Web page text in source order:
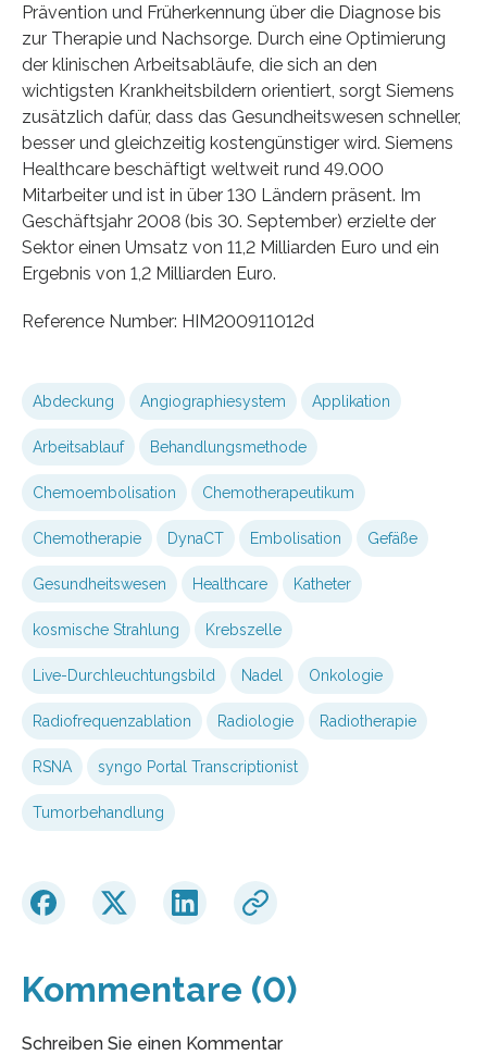
Prävention und Früherkennung über die Diagnose bis
zur Therapie und Nachsorge. Durch eine Optimierung
der klinischen Arbeitsabläufe, die sich an den
wichtigsten Krankheitsbildern orientiert, sorgt Siemens
zusätzlich dafür, dass das Gesundheitswesen schneller,
besser und gleichzeitig kostengünstiger wird. Siemens
Healthcare beschäftigt weltweit rund 49.000
Mitarbeiter und ist in über 130 Ländern präsent. Im
Geschäftsjahr 2008 (bis 30. September) erzielte der
Sektor einen Umsatz von 11,2 Milliarden Euro und ein
Ergebnis von 1,2 Milliarden Euro.
Reference Number: HIM200911012d
Abdeckung Angiographiesystem Applikation
Arbeitsablauf Behandlungsmethode
Chemoembolisation Chemotherapeutikum
Chemotherapie DynaCT Embolisation Gefäße
Gesundheitswesen Healthcare Katheter
kosmische Strahlung Krebszelle
Live-Durchleuchtungsbild Nadel Onkologie
Radiofrequenzablation Radiologie Radiotherapie
RSNA syngo Portal Transcriptionist
Tumorbehandlung
Kommentare (0)
Schreiben Sie einen Kommentar